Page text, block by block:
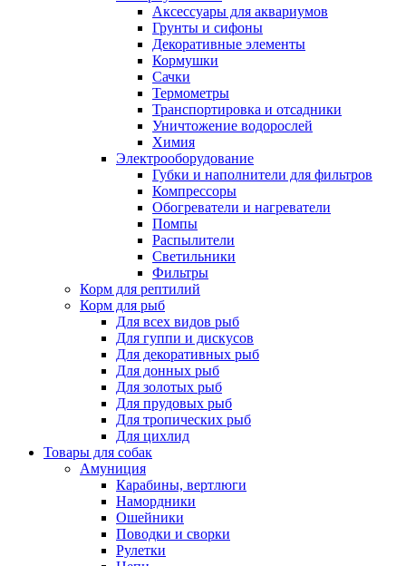
Аксессуары для аквариумов
Грунты и сифоны
Декоративные элементы
Кормушки
Сачки
Термометры
Транспортировка и отсадники
Уничтожение водорослей
Химия
Электрооборудование
Губки и наполнители для фильтров
Компрессоры
Обогреватели и нагреватели
Помпы
Распылители
Светильники
Фильтры
Корм для рептилий
Корм для рыб
Для всех видов рыб
Для гуппи и дискусов
Для декоративных рыб
Для донных рыб
Для золотых рыб
Для прудовых рыб
Для тропических рыб
Для цихлид
Товары для собак
Амуниция
Карабины, вертлюги
Намордники
Ошейники
Поводки и сворки
Рулетки